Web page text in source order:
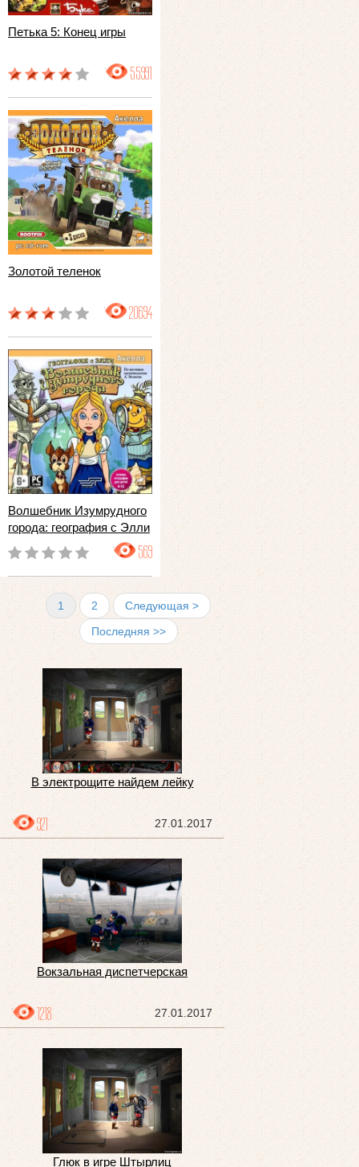
Петька 5: Конец игры
55991
Золотой теленок
20694
Волшебник Изумрудного
города: география с Элли
569
1 2
Следующая >
Последняя >>
В электрощите найдем лейку
27.01.2017
921
Вокзальная диспетчерская
27.01.2017
1218
Глюк в игре Штырлиц